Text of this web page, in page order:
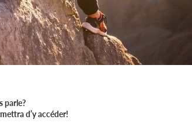
parle?
d’y accéder!